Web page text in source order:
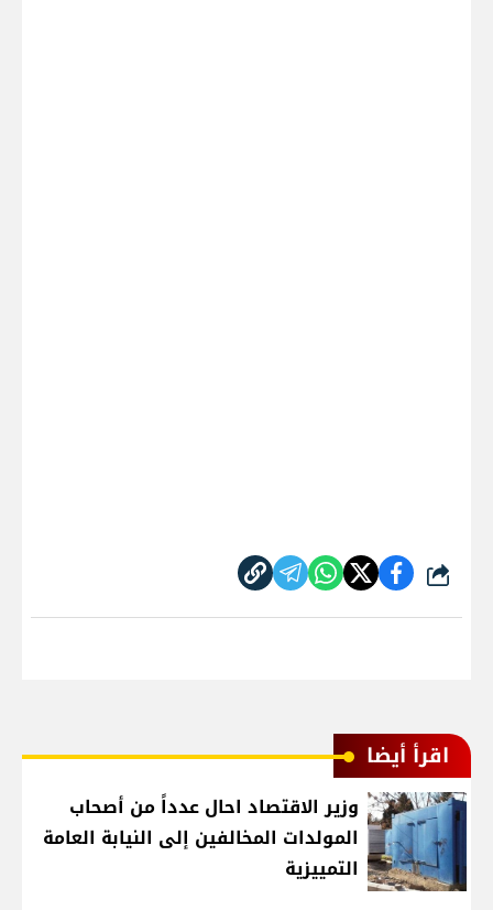
شارك
اقرأ أيضا
وزير الاقتصاد احال عدداً من أصحاب
المولدات المخالفين إلى النيابة العامة
التمييزية